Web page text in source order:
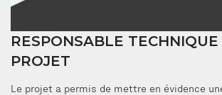
RESPONSABLE TECHNIQUE
PROJET
Le projet a permis de mettre en évidence